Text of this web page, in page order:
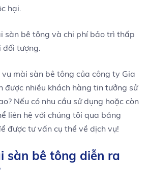
hại.
sàn bê tông và chi phí bảo trì thấp
tượng.
mài sàn bê tông của công ty Gia
được nhiều khách hàng tin tưởng sử
Nếu có nhu cầu sử dụng hoặc còn
liên hệ với chúng tôi qua bảng
được tư vấn cụ thể về dịch vụ!
sàn bê tông diễn ra